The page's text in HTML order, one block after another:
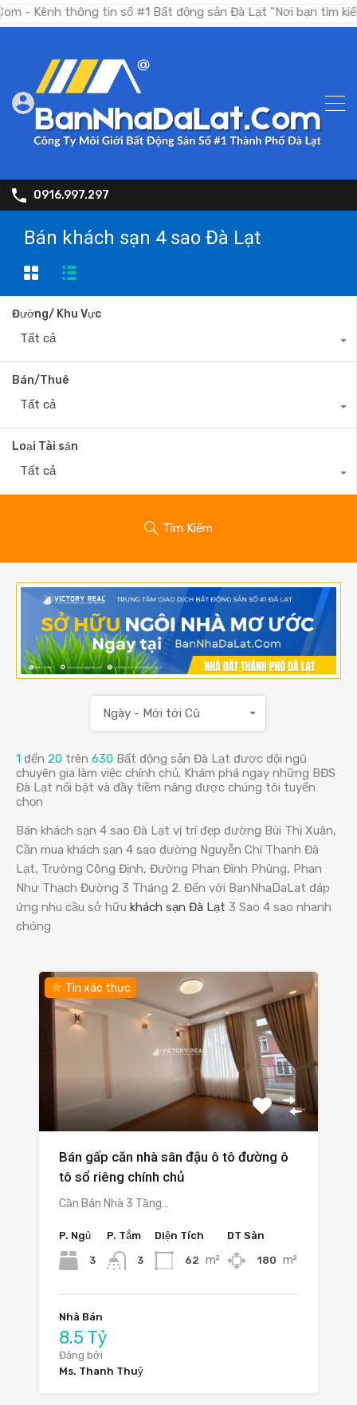
tin số #1 Bất động sản Đà Lạt "Nơi bạn tìm kiếm bất động
0916.997.297
Bán khách sạn 4 sao Đà Lạt
Đường/ Khu Vực
Tất cả
Bán/Thuê
Tất cả
Loại Tài sản
Tất cả
Tìm Kiếm
1 đến 20 trên 630 Bất động sản Đà Lạt được đội ngũ
chuyên gia làm việc chính chủ. Khám phá ngay những BĐS
Đà Lạt nổi bật và đầy tiềm năng được chúng tôi tuyển
chọn
Ngày - Mới tới Cũ
Bán khách sạn 4 sao Đà Lạt vị trí đẹp đường Bùi Thị Xuân,
Cần mua khách sạn 4 sao đường Nguyễn Chí Thanh Đà
Lạt, Trường Công Định, Đường Phan Đình Phùng, Phan
Như Thạch Đường 3 Tháng 2. Đến với BanNhaDaLat đáp
ứng nhu cầu sở hữu khách sạn Đà Lạt 3 Sao 4 sao nhanh
chóng
Tin xác thực
Bán gấp căn nhà sân đậu ô tô đường ô
tô sổ riêng chính chủ
Cần Bán Nhà 3 Tầng…
P. Ngủ
3
P. Tắm
3
Diện Tích
62 m²
DT Sàn
180 m²
Nhà Bán
8.5 Tỷ
Đăng bởi
Ms. Thanh Thuỷ